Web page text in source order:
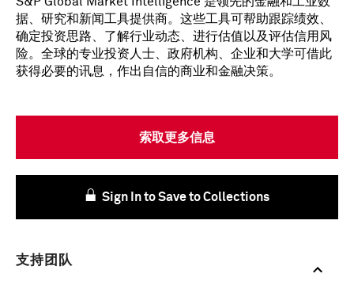
据、研究和新闻工具提供商。这些工具可帮助跟踪绩效、
确定投资思路、了解行业动态、进行估值以及评估信用风
险。全球的专业投资人士、政府机构、企业和大学可借此
获得必要的讯息，作出自信的商业和金融决策。
索取更多信息
Sign In to Save to Collections
支持团队